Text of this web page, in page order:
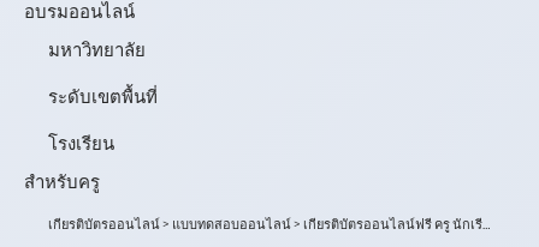
อบรมออนไลน์
มหาวิทยาลัย
ระดับเขตพื้นที่
โรงเรียน
สำหรับครู
เกียรติบัตรออนไลน์> แบบทดสอบออนไลน์> เกียรติบัตรออนไลน์ฟรี ครู นักเรียน ทำแบบทดสอบกิจกรรมส่งเสริมการอ่านออนไลน์ เนื่องในวันที่ 8 กันยายนของทุกปี เป็นวันที่ระลึกสากลแห่งการรู้หนังสือ (International Literacy Day)